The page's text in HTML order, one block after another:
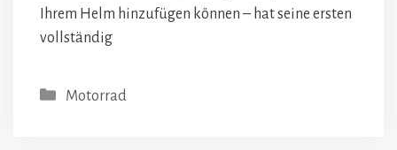
Ihrem Helm hinzufügen können – hat seine ersten
vollständig
Kategorien
Motorrad